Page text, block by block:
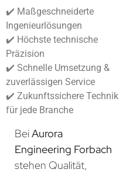
✔️ Maßgeschneiderte
Ingenieurlösungen
✔️ Höchste technische
Präzision
✔️ Schnelle Umsetzung &
zuverlässigen Service
✔️ Zukunftssichere Technik
für jede Branche
BeiAurora
Engineering Forbach
stehen Qualität,